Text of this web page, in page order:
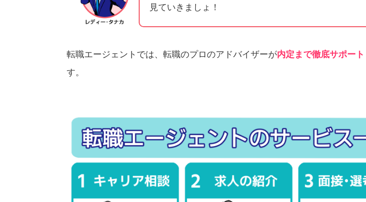
見ていきましょ！
転職エージェントでは、転職のプロのアドバイザーが内定まで徹底サポート
す。